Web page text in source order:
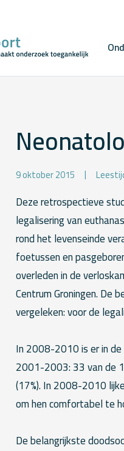
9 oktober 2015
Deze retrospectieve
legalisering van
rond het levenseinde
foetussen en
overleden in de
Centrum Groningen. De
vergeleken: voor de
In 2008-2010 is er in
2001-2003: 33 van de
(17%). In 2008-2010
om hen comfortabel te
De belangrijkste